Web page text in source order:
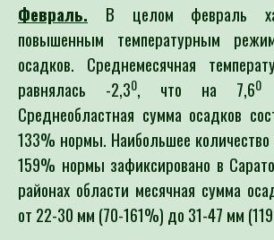
Февраль. В целом февраль
повышенным температурным
осадков. Среднемесячная
равнялась -2,30, что на 7,60
Среднеобластная сумма осадков
133% нормы. Наибольшее
159% нормы зафиксировано в
районах области месячная сумма
от 22-30 мм (70-161%) до 31-47 мм